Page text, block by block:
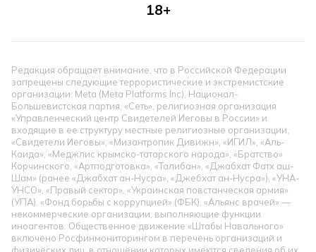
18+
Редакция обращает внимание, что в Российской Федерации
запрещены следующие террористические и экстремистские
организации: Meta (Meta Platforms Inc), Национал-
Большевистская партия, «Сеть», религиозная организация
«Управленческий центр Свидетелей Иеговы в России» и
входящие в ее структуру местные религиозные организации,
«Свидетели Иеговы», «Мизантропик Дивижн», «ИГИЛ», «Аль-
Каида», «Меджлис крымско-татарского народа», «Братство»
Корчинского, «Артподготовка», «Талибан», «Джабхат Фатх аш-
Шам» (ранее «Джабхат ан-Нусра», «Джебхат ан-Нусра»), «УНА-
УНСО», «Правый сектор», «Украинская повстанческая армия»
(УПА). «Фонд борьбы с коррупцией» (ФБК), «Альянс врачей» —
некоммерческие организации, выполняющие функции
иноагентов. Общественное движение «Штабы Навального»
включено Росфинмониторингом в перечень организаций и
физических лиц, в отношении которых имеются сведения об их